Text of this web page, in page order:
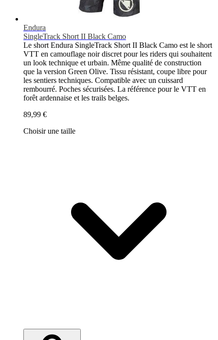
Endura
SingleTrack Short II Black Camo
Le short Endura SingleTrack Short II Black Camo est le short
VTT en camouflage noir discret pour les riders qui souhaitent
un look technique et urbain. Même qualité de construction
que la version Green Olive. Tissu résistant, coupe libre pour
les sentiers techniques. Compatible avec un cuissard
rembourré. Poches sécurisées. La référence pour le VTT en
forêt ardennaise et les trails belges.
89,99 €
Choisir une taille